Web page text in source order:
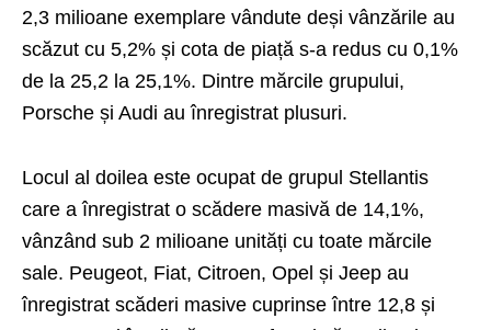
2,3 milioane exemplare vândute deși vânzările au
scăzut cu 5,2% și cota de piață s-a redus cu 0,1%
de la 25,2 la 25,1%. Dintre mărcile grupului,
Porsche și Audi au înregistrat plusuri.
Locul al doilea este ocupat de grupul Stellantis
care a înregistrat o scădere masivă de 14,1%,
vânzând sub 2 milioane unități cu toate mărcile
sale. Peugeot, Fiat, Citroen, Opel și Jeep au
înregistrat scăderi masive cuprinse între 12,8 și